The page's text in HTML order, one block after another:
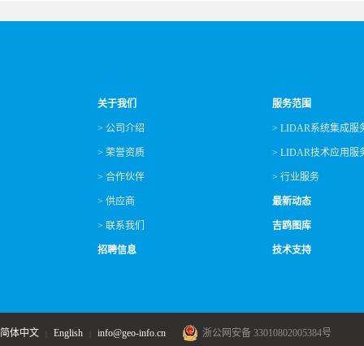
关于我们
> 公司介绍
> 荣誉资质
> 合作伙伴
> 供应商
> 联系我们
招聘信息
服务范围
> LIDAR系统集成服
> LIDAR技术应用服
> 行业服务
最新动态
吉鸥图库
技术支持
简体中文 English info@geo-info.cn 浙公网安备 33010802005384号